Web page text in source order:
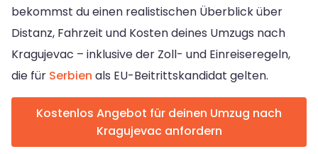
bekommst du einen realistischen Überblick über
Distanz, Fahrzeit und Kosten deines Umzugs nach
Kragujevac – inklusive der Zoll- und Einreiseregeln,
die für Serbien als EU-Beitrittskandidat gelten.
Kostenlos Angebot für deinen Umzug nach
Kragujevac anfordern